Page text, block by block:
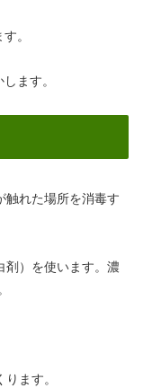
。
ます。
触れた場所を消毒す
剤）を使います。濃
ます。